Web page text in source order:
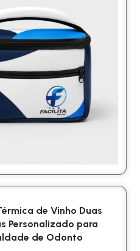
de Vinho Duas
Personalizado para
de Odonto